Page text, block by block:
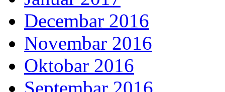
Decembar 2016
Novembar 2016
Oktobar 2016